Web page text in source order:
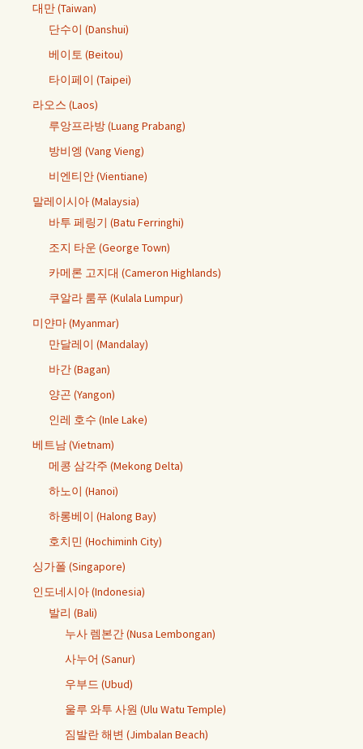
대만 (Taiwan)
단수이 (Danshui)
베이토 (Beitou)
타이페이 (Taipei)
라오스 (Laos)
루앙프라방 (Luang Prabang)
방비엥 (Vang Vieng)
비엔티안 (Vientiane)
말레이시아 (Malaysia)
바투 페링기 (Batu Ferringhi)
조지 타운 (George Town)
카메론 고지대 (Cameron Highlands)
쿠알라 룸푸 (Kulala Lumpur)
미얀마 (Myanmar)
만달레이 (Mandalay)
바간 (Bagan)
양곤 (Yangon)
인레 호수 (Inle Lake)
베트남 (Vietnam)
메콩 삼각주 (Mekong Delta)
하노이 (Hanoi)
하롱베이 (Halong Bay)
호치민 (Hochiminh City)
싱가폴 (Singapore)
인도네시아 (Indonesia)
발리 (Bali)
누사 렘본간 (Nusa Lembongan)
사누어 (Sanur)
우부드 (Ubud)
울루 와투 사원 (Ulu Watu Temple)
짐발란 해변 (Jimbalan Beach)